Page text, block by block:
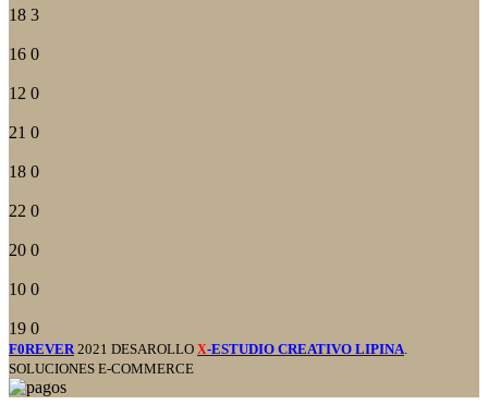
18 3
16 0
12 0
21 0
18 0
22 0
20 0
10 0
19 0
F0REVER 2021 DESAROLLO X-ESTUDIO CREATIVO LIPINA
SOLUCIONES E-COMMERCE